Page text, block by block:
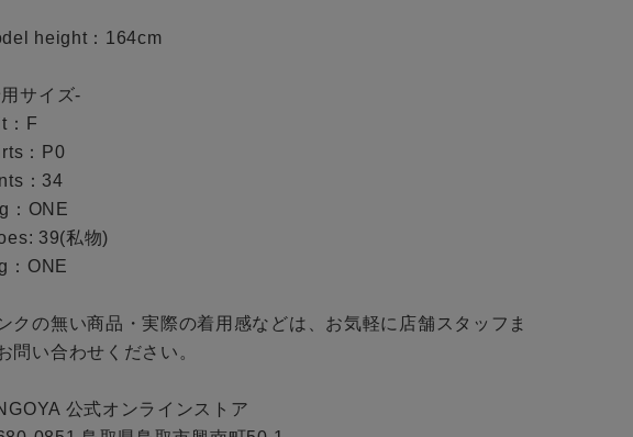
height：164cm
サイズ-
：F
：P0
：34
：ONE
39(私物)
：ONE
クの無い商品・実際の着用感などは、お気軽に店舗スタッフま
問い合わせください。
公式オンラインストア